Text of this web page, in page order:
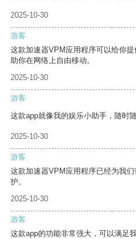
2025-10-30
游客
这款加速器VPM应用程序可以给你
助你在网络上自由移动。
2025-10-30
游客
这款app就像我的娱乐小助手，随时
2025-10-30
游客
这款加速器VPM应用程序已经为我
护。
2025-10-30
游客
这款app的功能非常强大，可以满足